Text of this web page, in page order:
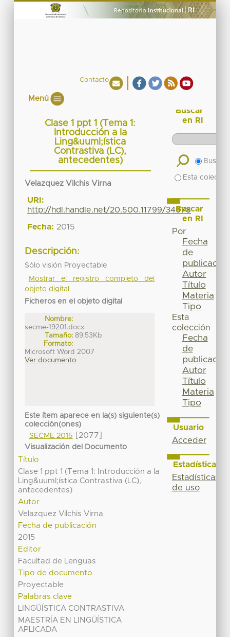
Contacto
Menú
Clase 1 ppt 1 (Tema 1:
Introducción a la
Ling&uuml;ística
Contrastiva (LC),
antecedentes)
Velazquez Vilchis Virna
URI:
http://hdl.handle.net/20.500.11799/34678
Fecha: 2015
Descripción:
Sólo visión Proyectable
Mostrar el registro completo del
objeto digital
Ficheros en el objeto digital
Nombre:
secme-19201.docx
Tamaño: 89.53Kb
Formato:
Microsoft Word 2007
Ver documento
Este ítem aparece en la(s) siguiente(s)
colección(ones)
SECME 2015
[2077]
Visualización del Documento
Título
Clase 1 ppt 1 (Tema 1: Introducción a la
Ling&uuml;ística Contrastiva (LC),
antecedentes)
Autor
Velazquez Vilchis Virna
Fecha de publicación
2015
Editor
Facultad de Lenguas
Tipo de documento
Proyectable
Palabras clave
LINGÜÍSTICA CONTRASTIVA
MAESTRÍA EN LINGÜÍSTICA
APLICADA
Buscar
en RI
Buscar
Esta
Buscar
en RI
Por
Fecha
de
publicación
Autor
Título
Materia
Tipo
Esta
colección
Fecha
de
publicación
Autor
Título
Materia
Tipo
Usuario
Acceder
Estadísticas
Estadísticas
de uso